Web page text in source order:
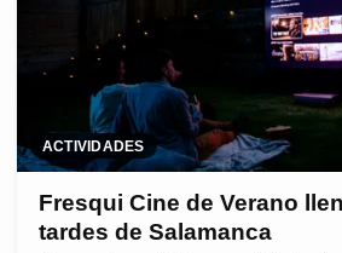
ACTIVIDADES
Fresqui Cine de Verano
tardes de Salamanca